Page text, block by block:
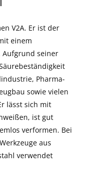
V2A. Er ist der
einem
Aufgrund seiner
Pharma-
sowie vielen
lässt sich mit
ist gut
verformen. Bei
aus
verwendet